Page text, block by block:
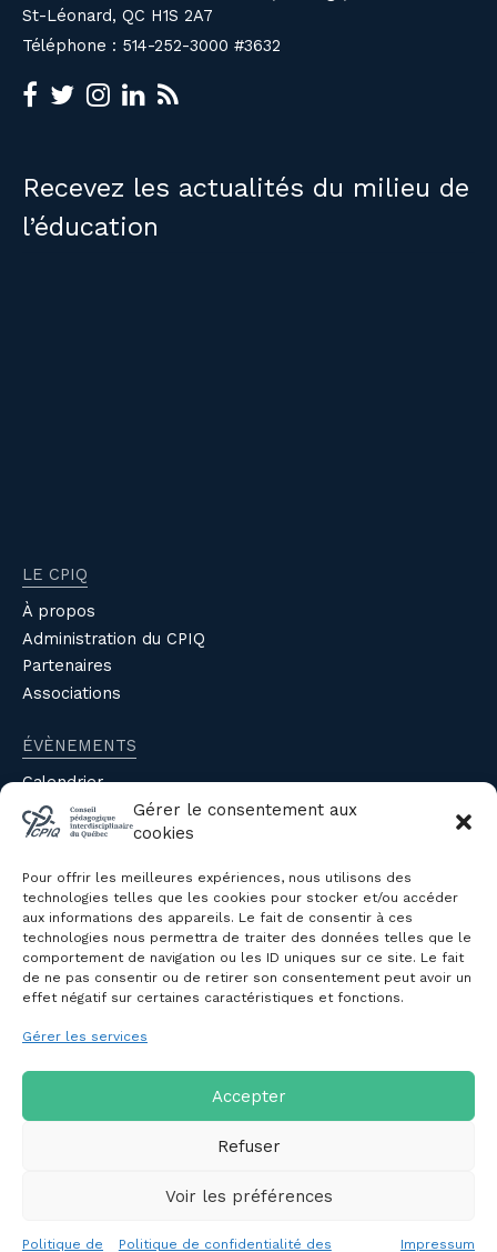
Gérer le consentement aux
cookies
Pour offrir les meilleures expériences, nous utilisons des
technologies telles que les cookies pour stocker et/ou accéder
aux informations des appareils. Le fait de consentir à ces
technologies nous permettra de traiter des données telles que le
comportement de navigation ou les ID uniques sur ce site. Le fait
de ne pas consentir ou de retirer son consentement peut avoir un
effet négatif sur certaines caractéristiques et fonctions.
Gérer les services
Accepter
Refuser
Voir les préférences
Politique de Politique de confidentialité des Impressum
St-Léonard, QC H1S 2A7
Téléphone : 514-252-3000 #3632
Recevez les actualités du milieu de
l’éducation
LE CPIQ
À propos
Administration du CPIQ
Partenaires
Associations
ÉVÈNEMENTS
Calendrier
Évènements du CPIQ
Revue
Avis et mémoires
Autres publications
NOUS JOINDRE
Politique de confidentialité des
Politique de cookies (CA)
Copyright © 2026 Conseil pédagogique interdisciplinaire du